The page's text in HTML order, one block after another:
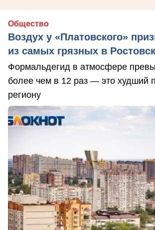
Общество
Воздух у «Платовского»
из самых грязных в
Формальдегид в атмосфере
более чем в 12 раз — это худший
региону